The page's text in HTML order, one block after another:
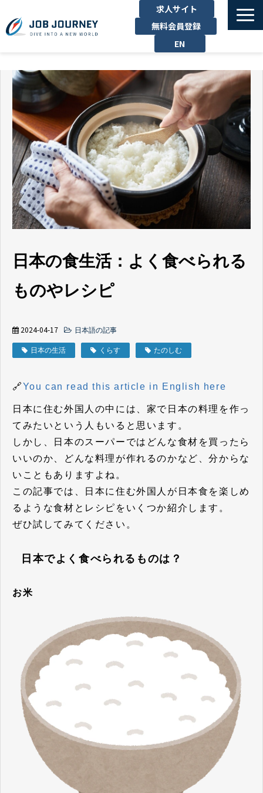
求人サイト
無料会員登録
EN
たのしむ
くらす
はたらく
勉強する
運営企業
お問い合わせ
日本の食生活：よく食べられる
ものやレシピ
2024-04-17 日本語の記事
日本の生活 くらす たのしむ
🔗You can read this article in English here
日本に住む外国人の中には、家で日本の料理を作っ
てみたいという人もいると思います。
しかし、日本のスーパーではどんな食材を買ったら
いいのか、どんな料理が作れるのかなど、分からな
いこともありますよね。
この記事では、日本に住む外国人が日本食を楽しめ
るような食材とレシピをいくつか紹介します。
ぜひ試してみてください。
日本でよく食べられるものは？
お米